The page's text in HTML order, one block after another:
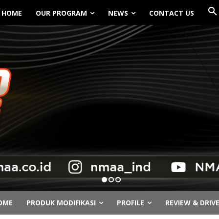
HOME OUR PROGRAM NEWS CONTACT US
PRODUK MODIFIKASI PROFILE REVIEW & DRIVE